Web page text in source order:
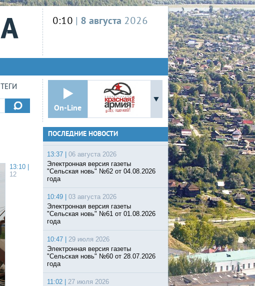
0:10 | 8 августа 2026
ТЕГИ
On-Line
13:10 |
12
ПОСЛЕДНИЕ НОВОСТИ
13:37 |
06 августа 2026
Электронная версия газеты
"Сельская новь" №62 от 04.08.2026
года
10:49 |
03 августа 2026
Электронная версия газеты
"Сельская новь" №61 от 01.08.2026
года
10:47 |
29 июля 2026
Электронная версия газеты
"Сельская новь" №60 от 28.07.2026
года
11:02 |
27 июля 2026